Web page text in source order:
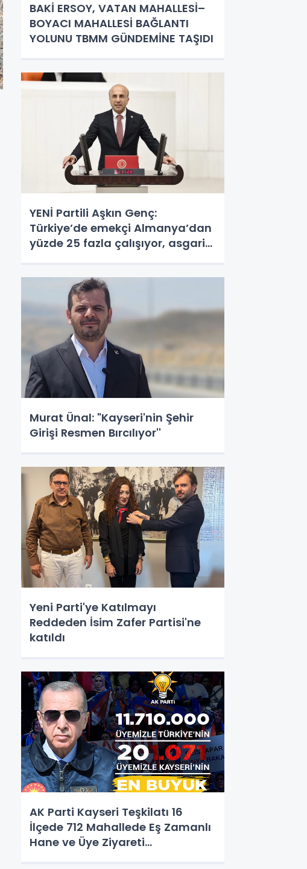
BAKİ ERSOY, VATAN MAHALLESİ–
BOYACI MAHALLESİ BAĞLANTI
YOLUNU TBMM GÜNDEMİNE TAŞIDI
YENİ Partili Aşkın Genç:
Türkiye’de emekçi Almanya’dan
yüzde 25 fazla çalışıyor, asgari
Murat Ünal: "Kayseri'nin Şehir
Girişi Resmen Bırcılıyor''
Yeni Parti'ye Katılmayı
Reddeden İsim Zafer Partisi'ne
katıldı
AK Parti Kayseri Teşkilatı 16
İlçede 712 Mahallede Eş Zamanlı
Hane ve Üye Ziyareti